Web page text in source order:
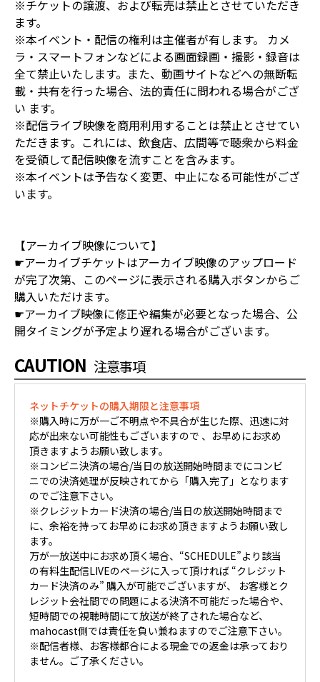
※チケットの譲渡、および転売は禁止とさせていただき
ます。
※本イベント・配信の権利は主催者が有します。 カメ
ラ・スマートフォンなどによる画面録画・撮影・録音は
全て禁止いたします。また、動画サイトなどへの無断転
載・共有を行った場合、法的責任に問われる場合がござ
い ます。
※配信ライブ映像を商用利用することは禁止とさせてい
ただきます。これには、飲食店、広間等で聴衆から料金
を受領して配信映像を流すことを含みます。
※本イベントは予告なく変更、中止になる可能性がござ
います。
【アーカイブ映像について】
☛アーカイブチケットはアーカイブ映像のアップロード
が完了次第、このページに表示される購入ボタンからご
購入いただけます。
☛アーカイブ映像に修正や編集が必要となった場合、公
開タイミングが予定より遅れる場合がございます。
CAUTION 注意事項
ネットチケットの購入期限と注意事項
※購入時に万が一ご不明点や不具合が生じた際、迅速に対
応が出来ない可能性もございますので 、お早めにお求め
頂きますようお願い致します。
※コンビニ決済の場合/当日の放送開始時間までにコンビ
ニでの決済処理が反映されてから「購入完了」となります
のでご注意下さい。
※クレジットカード決済の場合/当日の放送開始時間まで
に、余裕を持ってお早めにお求め頂きますようお願い致し
ます。
万が一放送中にお求め頂く場合、“SCHEDULE”より該当
の有料生配信LIVEのページに入って頂ければ “クレジット
カード決済のみ” 購入が可能でございますが、 お客様とク
レジット会社間での問題による決済不可能だった場合や、
短時間での視聴時間にて放送が終了された場合など、
mahocast側では責任を負い兼ねますのでご注意下さい。
※配信者様、お客様都合による現金での返金は承っており
ません。ご了承ください。